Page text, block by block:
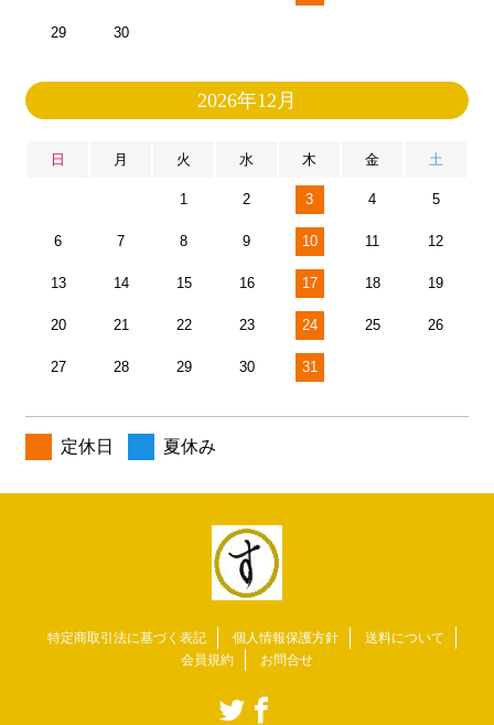
29 30
2026年12月
日 月 火 水 木 金 土
1 2 3 4 5
6 7 8 9 10 11 12
13 14 15 16 17 18 19
20 21 22 23 24 25 26
27 28 29 30 31
定休日 夏休み
特定商取引法に基づく表記 個人情報保護方針
送料について
会員規約
お問合せ